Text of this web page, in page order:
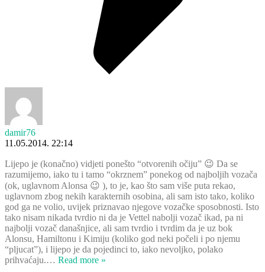
damir76
11.05.2014. 22:14
Lijepo je (konačno) vidjeti ponešto “otvorenih očiju” 😉 Da se
razumijemo, iako tu i tamo “okrznem” ponekog od najboljih vozača
(ok, uglavnom Alonsa 😉 ), to je, kao što sam više puta rekao,
uglavnom zbog nekih karakternih osobina, ali sam isto tako, koliko
god ga ne volio, uvijek priznavao njegove vozačke sposobnosti. Isto
tako nisam nikada tvrdio ni da je Vettel nabolji vozač ikad, pa ni
najbolji vozač današnjice, ali sam tvrdio i tvrdim da je uz bok
Alonsu, Hamiltonu i Kimiju (koliko god neki počeli i po njemu
“pljucat”), i lijepo je da pojedinci to, iako nevoljko, polako
prihvaćaju.… Read more »